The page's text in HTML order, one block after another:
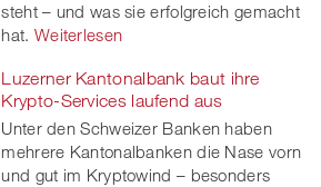
steht – und was sie erfolgreich gemacht
hat. Weiterlesen
Luzerner Kantonalbank baut ihre
Krypto-Services laufend aus
Unter den Schweizer Banken haben
mehrere Kantonalbanken die Nase vorn
und gut im Kryptowind – besonders